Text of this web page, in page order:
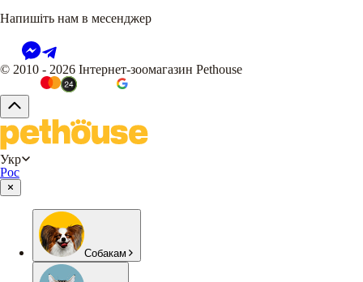
Напишіть нам в месенджер
© 2010 - 2026 Інтернет-зоомагазин Pethouse
Укр
Рос
Собакам